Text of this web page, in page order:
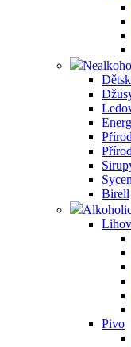
Birell
Pivo